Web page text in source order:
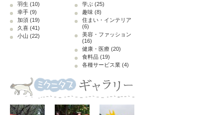
羽生 (10)
幸手 (9)
加須 (19)
久喜 (41)
小山 (22)
学ぶ (25)
趣味 (8)
住まい・インテリア
(6)
美容・ファッション
(16)
健康・医療 (20)
食料品 (19)
各種サービス業 (4)